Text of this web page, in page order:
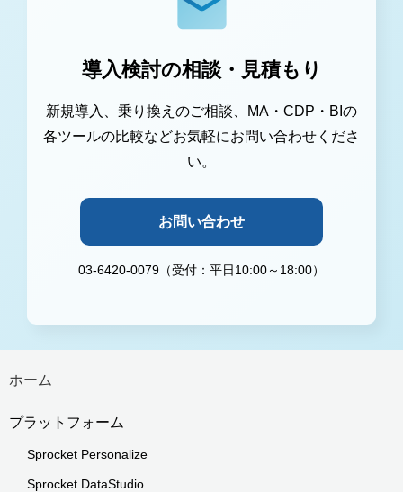
導入検討の相談・見積もり
新規導入、乗り換えのご相談、MA・CDP・BIの
各ツールの比較などお気軽にお問い合わせくださ
い。
お問い合わせ
03-6420-0079（受付：平日10:00～18:00）
ホーム
プラットフォーム
Sprocket Personalize
Sprocket DataStudio